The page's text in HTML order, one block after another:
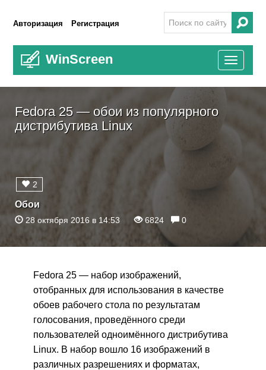
Авторизация Регистрация
WinScreen
Toggle
Fedora 25 — обои из популярного
дистрибутива Linux
Обои
28 октября 2016 в 14:53 6824 0
2
Fedora 25 — набор изображений,
отобранных для использования в качестве
обоев рабочего стола по результатам
голосования, проведённого среди
пользователей одноимённого дистрибутива
Linux. В набор вошло 16 изображений в
различных разрешениях и форматах,